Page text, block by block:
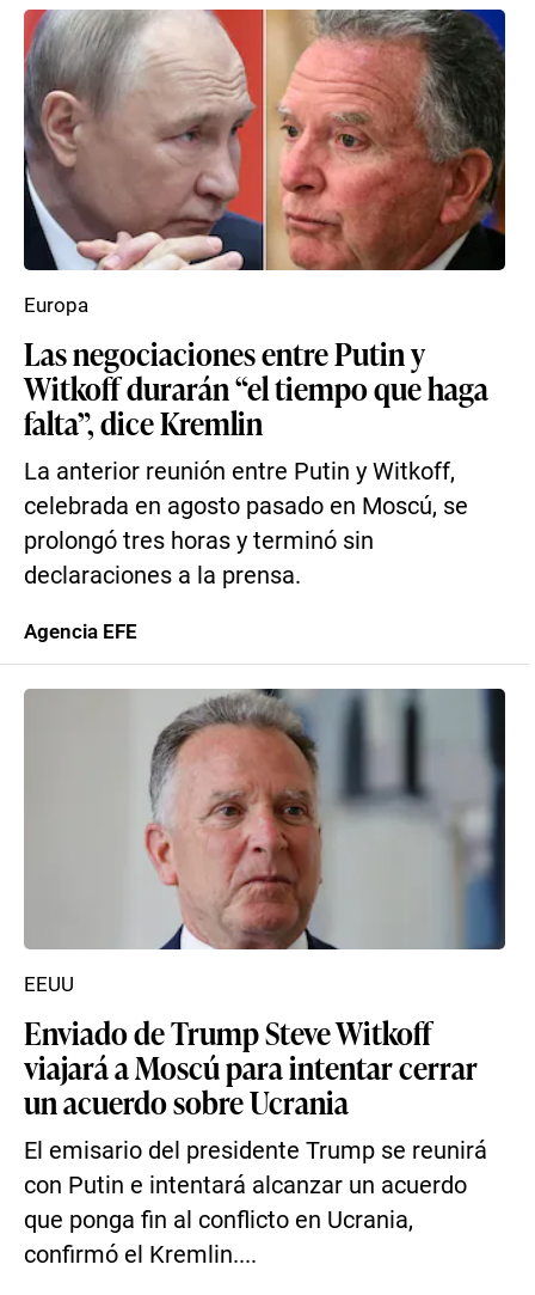
Las negociaciones entre Putin y
Witkoff durarán “el tiempo que haga
falta”, dice Kremlin
La anterior reunión entre Putin y Witkoff,
celebrada en agosto pasado en Moscú, se
prolongó tres horas y terminó sin
declaraciones a la prensa.
Europa
Agencia EFE
Enviado de Trump Steve Witkoff
viajará a Moscú para intentar cerrar
un acuerdo sobre Ucrania
El emisario del presidente Trump se reunirá
con Putin e intentará alcanzar un acuerdo
que ponga fin al conflicto en Ucrania,
confirmó el Kremlin....
EEUU